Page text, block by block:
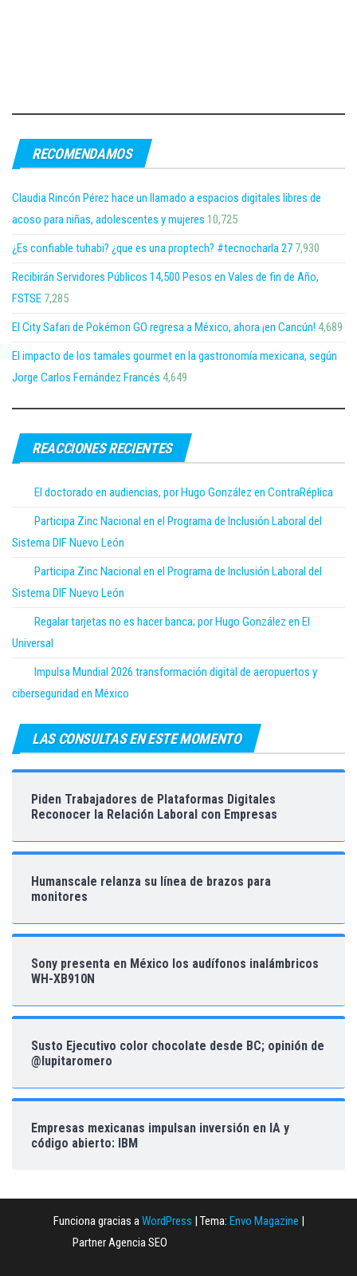
RECOMENDAMOS
Claudia Rincón Pérez hace un llamado a espacios digitales libres de
acoso para niñas, adolescentes y mujeres 10,725
¿Es confiable tuhabi? ¿que es una proptech? #tecnocharla 27 7,930
Recibirán Servidores Públicos 14,500 Pesos en Vales de fin de Año,
FSTSE 7,285
El City Safari de Pokémon GO regresa a México, ahora ¡en Cancún! 4,689
El impacto de los tamales gourmet en la gastronomía mexicana, según
Jorge Carlos Fernández Francés 4,649
REACCIONES RECIENTES
El doctorado en audiencias, por Hugo González en ContraRéplica
Participa Zinc Nacional en el Programa de Inclusión Laboral del
Sistema DIF Nuevo León
Participa Zinc Nacional en el Programa de Inclusión Laboral del
Sistema DIF Nuevo León
Regalar tarjetas no es hacer banca; por Hugo González en El
Universal
Impulsa Mundial 2026 transformación digital de aeropuertos y
ciberseguridad en México
LAS CONSULTAS EN ESTE MOMENTO
Piden Trabajadores de Plataformas Digitales
Reconocer la Relación Laboral con Empresas
Humanscale relanza su línea de brazos para
monitores
Sony presenta en México los audífonos inalámbricos
WH-XB910N
Susto Ejecutivo color chocolate desde BC; opinión de
@lupitaromero
Empresas mexicanas impulsan inversión en IA y
código abierto: IBM
Funciona gracias aWordPress Tema: Envo Magazine
Partner Agencia SEO